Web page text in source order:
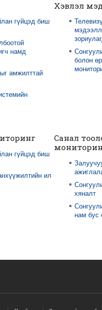
гүйцэд биш
намд
амжилттай
Хэвлэл
болон
гүйцэд биш
ил
Санал
хяналт
нам бус